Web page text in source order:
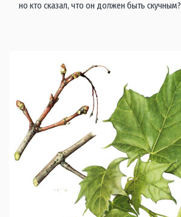
но кто сказал, что он должен быть скучным?